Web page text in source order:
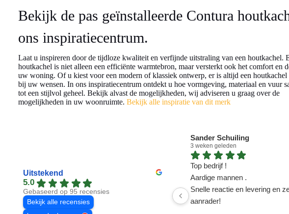
Bekijk de pas geïnstalleerde Contura
ons inspiratiecentrum.
Laat u inspireren door de tijdloze kwaliteit en verfijnde uitstraling van een houtkachel.
houtkachel is niet alleen een efficiënte warmtebron, maar versterkt ook het comfort en
uw woning. Of u kiest voor een modern of klassiek ontwerp, er is altijd een houtkachel
bij uw wensen. In ons inspiratiecentrum ontdekt u hoe vormgeving, materiaal en vuur
tot een stijlvol geheel. Bekijk alvast de mogelijkheden, wij adviseren u graag over de
mogelijkheden in uw woonruimte. Bekijk alle inspiratie van dit merk
Uitstekend
5.0
Gebaseerd op 95 recensies
Bekijk alle recensies
Sander Schuiling
3 weken geleden
Top bedrijf !
Aardige mannen .
Snelle reactie en levering en
aanrader!